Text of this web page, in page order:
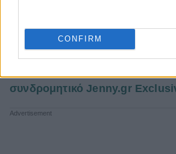
CONFIRM
σημερινή ημέρα για εσάς.
συνδρομητικό Jenny.gr